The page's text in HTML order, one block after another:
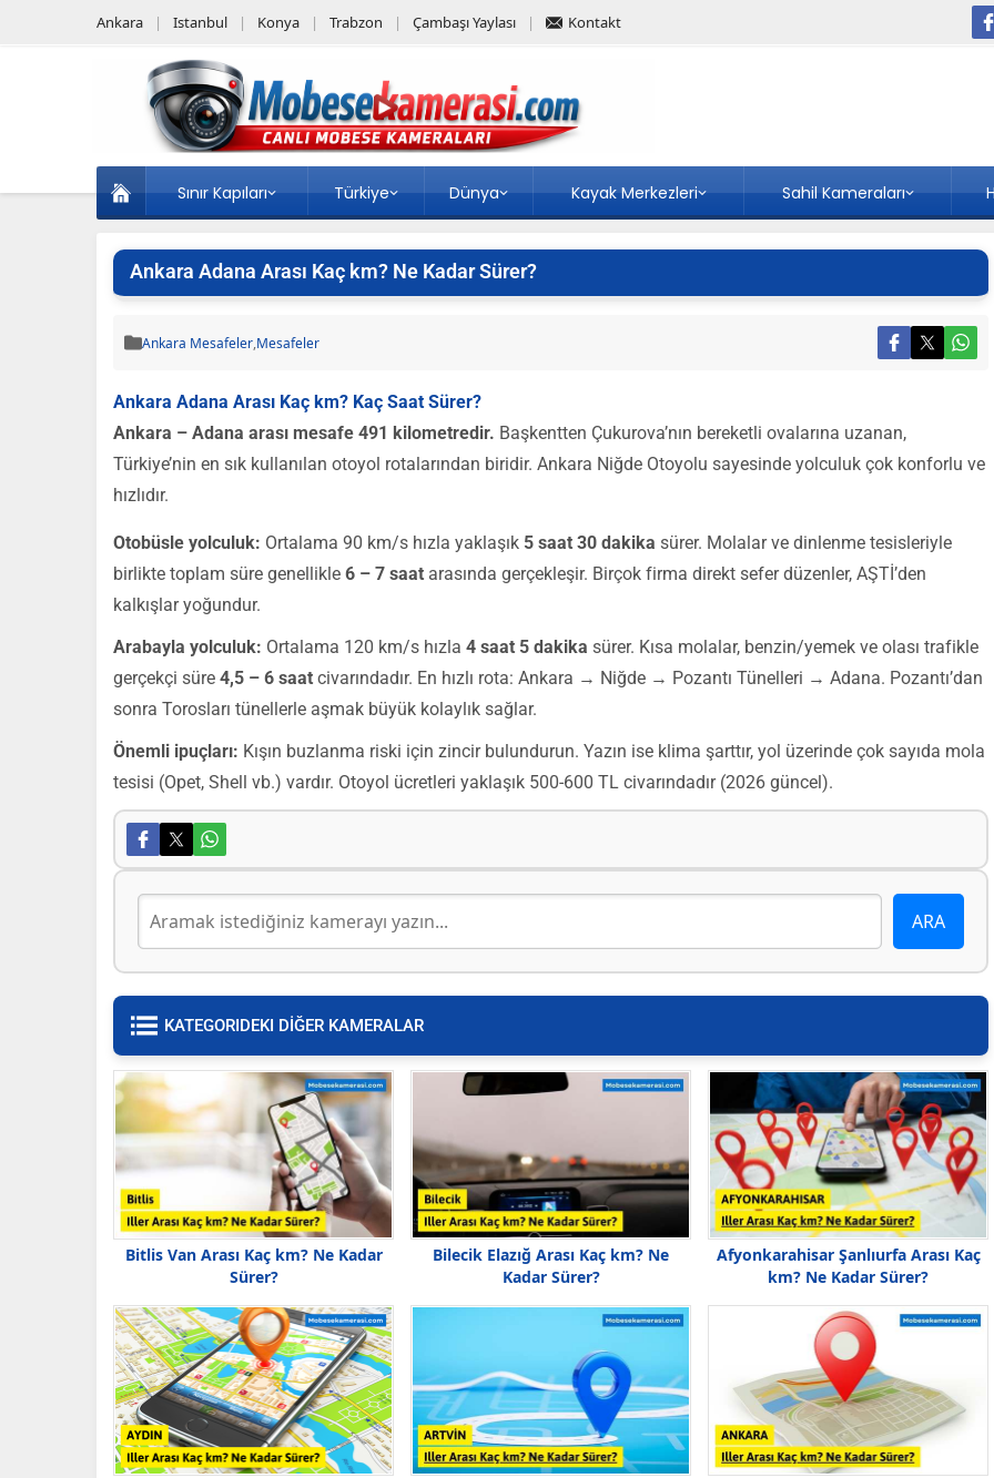
Ankara Istanbul Konya Trabzon Çambaşı Yaylası Kontakt
Sınır Kapıları Türkiye Dünya Kayak Merkezleri Sahil Kameraları
Ankara Adana Arası Kaç km? Ne Kadar Sürer?
Ankara Mesafeler,Mesafeler
Ankara Adana Arası Kaç km? Kaç Saat Sürer?
Ankara – Adana arası mesafe 491 kilometredir. Başkentten Çukurova’nın bereketli ovalarına uzanan,
Türkiye’nin en sık kullanılan otoyol rotalarından biridir. Ankara Niğde Otoyolu sayesinde yolculuk çok konforlu ve
hızlıdır.
Otobüsle yolculuk: Ortalama 90 km/s hızla yaklaşık 5 saat 30 dakika sürer. Molalar ve dinlenme tesisleriyle
birlikte toplam süre genellikle 6 – 7 saat arasında gerçekleşir. Birçok firma direkt sefer düzenler, AŞTİ’den
kalkışlar yoğundur.
Arabayla yolculuk: Ortalama 120 km/s hızla 4 saat 5 dakika sürer. Kısa molalar, benzin/yemek ve olası trafikle
gerçekçi süre 4,5 – 6 saat civarındadır. En hızlı rota: Ankara → Niğde → Pozantı Tünelleri → Adana. Pozantı’dan
sonra Torosları tünellerle aşmak büyük kolaylık sağlar.
Önemli ipuçları: Kışın buzlanma riski için zincir bulundurun. Yazın ise klima şarttır, yol üzerinde çok sayıda mola
tesisi (Opet, Shell vb.) vardır. Otoyol ücretleri yaklaşık 500-600 TL civarındadır (2026 güncel).
KATEGORIDEKI DİĞER KAMERALAR
Bitlis Van Arası Kaç km? Ne Kadar
Sürer?
Bilecik Elazığ Arası Kaç km? Ne
Kadar Sürer?
Afyonkarahisar Şanlıurfa Arası Kaç
km? Ne Kadar Sürer?